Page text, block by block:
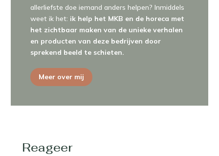
allerliefste doe iemand anders helpen? Inmiddels
weet ik het: ik help het MKB en de horeca met
het zichtbaar maken van de unieke verhalen
en producten van deze bedrijven door
sprekend beeld te schieten.
Meer over mij
Reageer